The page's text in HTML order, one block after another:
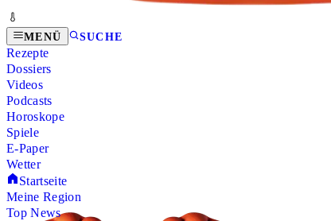
MENÜ SUCHE
Rezepte
Dossiers
Videos
Podcasts
Horoskope
Spiele
E-Paper
Wetter
Startseite
Meine Region
Top News